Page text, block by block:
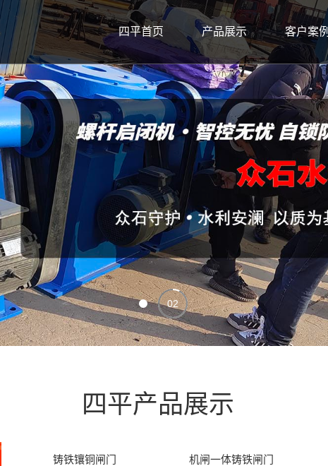
四平首页 产品展示 客户案例
02
四平产品展示
铸铁镶铜闸门 机闸一体铸铁闸门